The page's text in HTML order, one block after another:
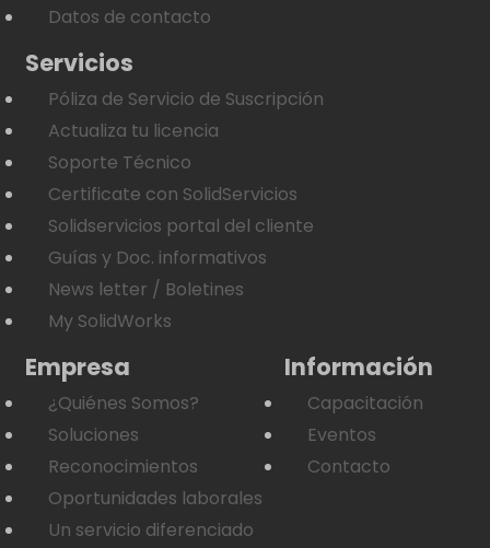
Datos de contacto
Servicios
Póliza de Servicio de Suscripción
Actualiza tu licencia
Soporte Técnico
Certificate con SolidServicios
Solidservicios portal del cliente
Guías y Doc. informativos
News letter / Boletines
My SolidWorks
Empresa
¿Quiénes Somos?
Soluciones
Reconocimientos
Oportunidades laborales
Un servicio diferenciado
Información
Capacitación
Eventos
Contacto